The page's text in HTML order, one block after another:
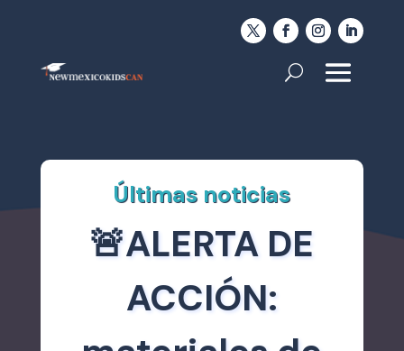
Últimas noticias
🚨ALERTA DE
ACCIÓN: